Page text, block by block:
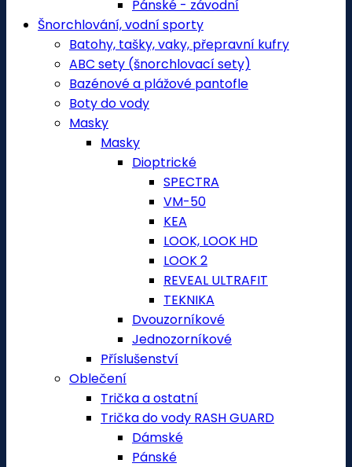
Pánské - závodní
Šnorchlování, vodní sporty
Batohy, tašky, vaky, přepravní kufry
ABC sety (šnorchlovací sety)
Bazénové a plážové pantofle
Boty do vody
Masky
Masky
Dioptrické
SPECTRA
VM-50
KEA
LOOK, LOOK HD
LOOK 2
REVEAL ULTRAFIT
TEKNIKA
Dvouzorníkové
Jednozorníkové
Příslušenství
Oblečení
Trička a ostatní
Trička do vody RASH GUARD
Dámské
Pánské